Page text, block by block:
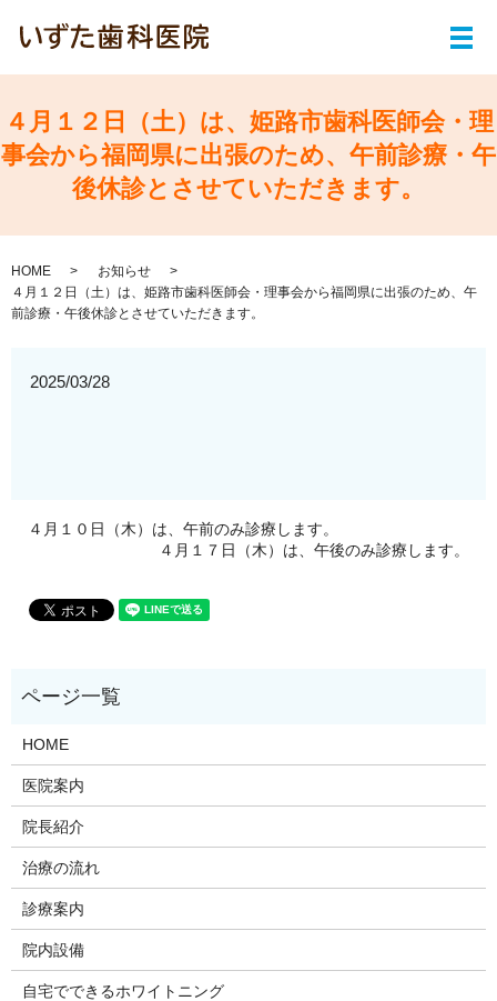
メ
４月１２日（土）は、姫路市歯科医師会・理
事会から福岡県に出張のため、午前診療・午
後休診とさせていただきます。
HOME
お知らせ
４月１２日（土）は、姫路市歯科医師会・理事会から福岡県に出張のため、午
前診療・午後休診とさせていただきます。
2025/03/28
４月１０日（木）は、午前のみ診療します。
４月１７日（木）は、午後のみ診療します。
HOME
医院案内
院長紹介
治療の流れ
診療案内
院内設備
自宅でできるホワイトニング